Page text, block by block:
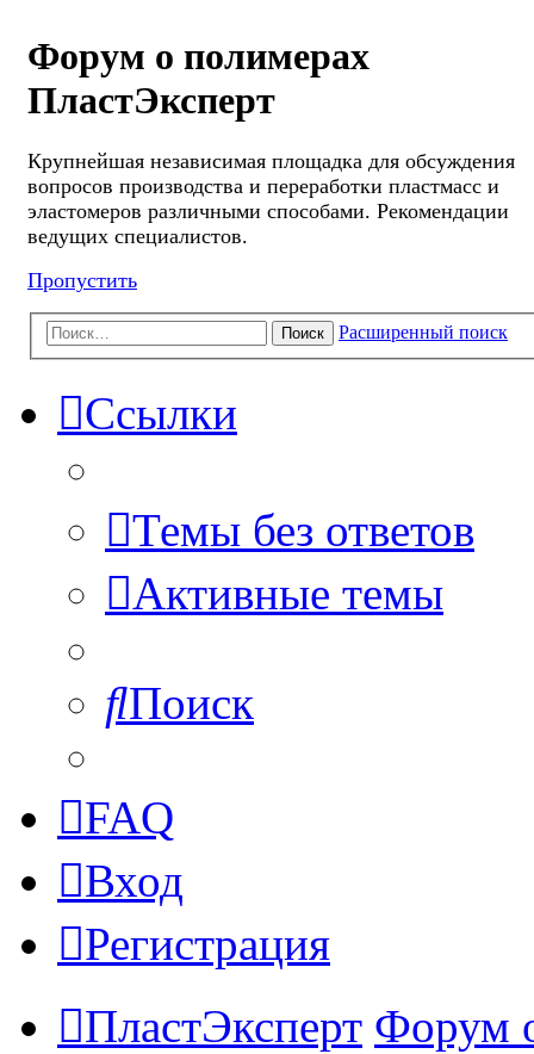
Форум о полимерах
ПластЭксперт
Крупнейшая независимая площадка для обсуждения
вопросов производства и переработки пластмасс и
эластомеров различными способами. Рекомендации
ведущих специалистов.
Пропустить
Поиск Расширенный поиск
Ссылки
Темы без ответов
Активные темы
Поиск
FAQ
Вход
Регистрация
ПластЭксперт Форум